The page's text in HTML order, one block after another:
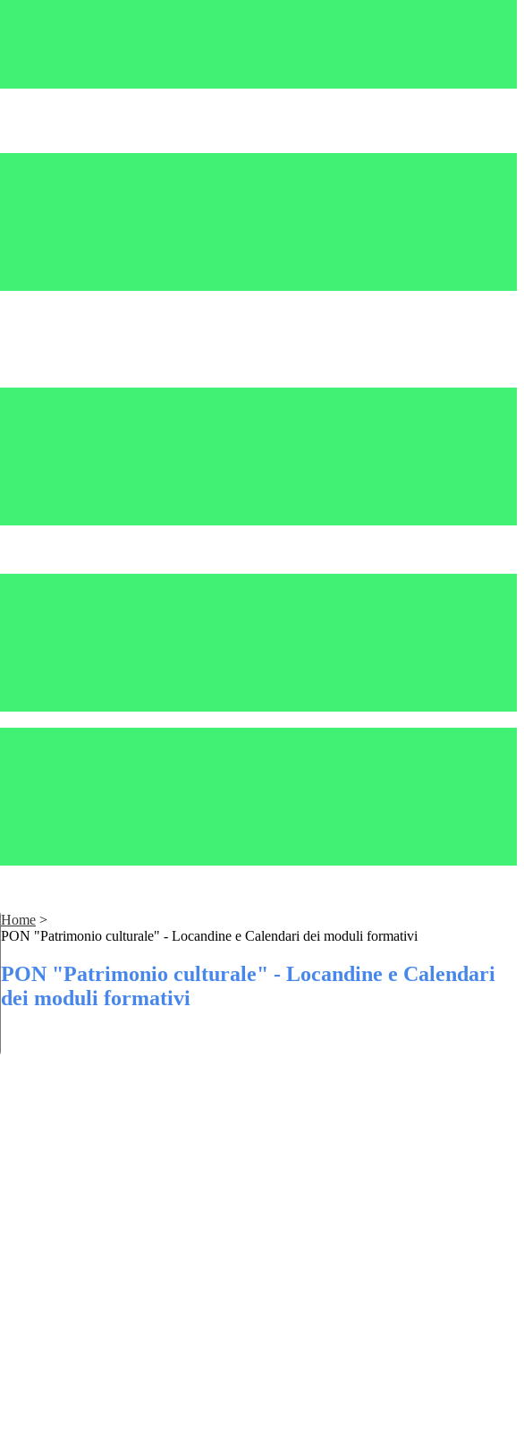
Home >
PON "Patrimonio culturale" - Locandine e Calendari dei moduli formativi
PON "Patrimonio culturale" - Locandine e Calendari
dei moduli formativi